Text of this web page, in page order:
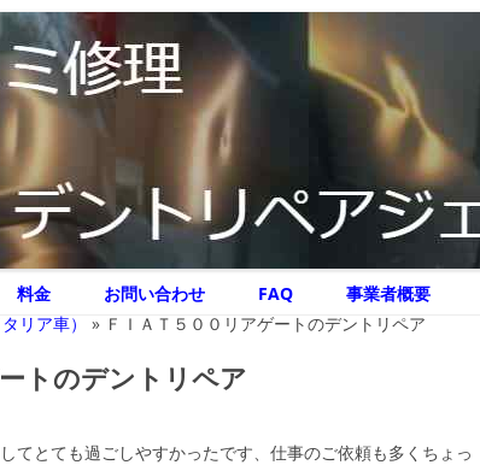
テクニック
トリペア ジェイテクニック
ン
料金 お問い合わせ FAQ 事業者概要
リア車） » ＦＩＡＴ５００リアゲートのデントリペア
トのデントリペア
てとても過ごしやすかったです、仕事のご依頼も多くちょっ